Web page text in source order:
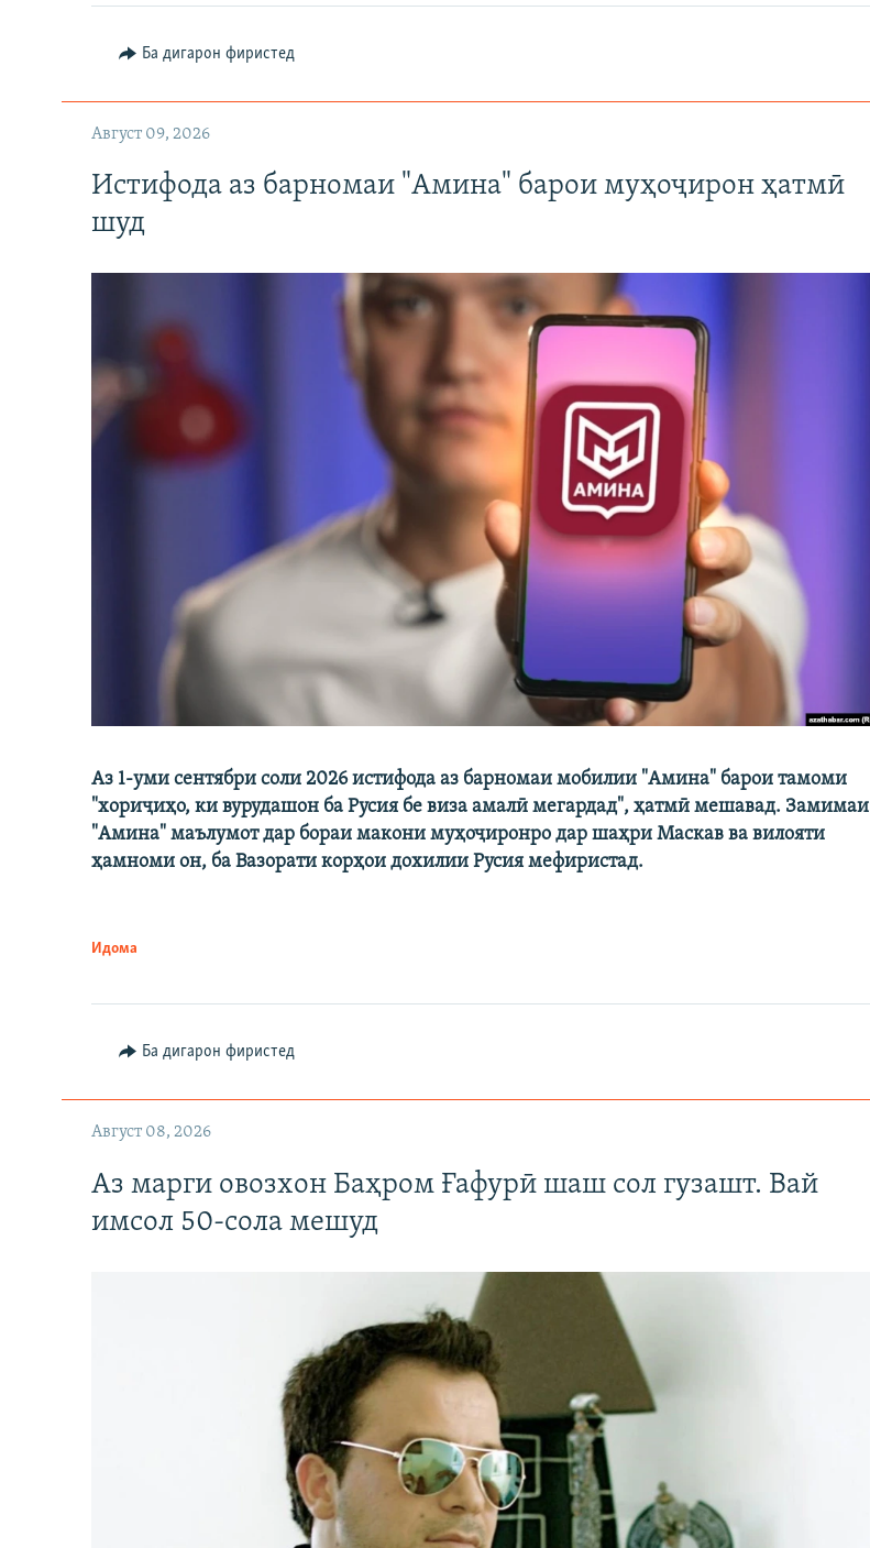
Ба дигарон фиристед
Август 09, 2026
Истифода аз барномаи "Амина" барои муҳоҷирон ҳатмӣ
шуд
Аз 1-уми сентябри соли 2026 истифода аз барномаи мобилии "Амина" барои тамоми
"хориҷиҳо, ки вурудашон ба Русия бе виза амалӣ мегардад", ҳатмӣ мешавад. Замимаи
"Амина" маълумот дар бораи макони муҳоҷиронро дар шаҳри Маскав ва вилояти
ҳамноми он, ба Вазорати корҳои дохилии Русия мефиристад.
Идома
Ба дигарон фиристед
Август 08, 2026
Аз марги овозхон Баҳром Ғафурӣ шаш сол гузашт. Вай
имсол 50-сола мешуд